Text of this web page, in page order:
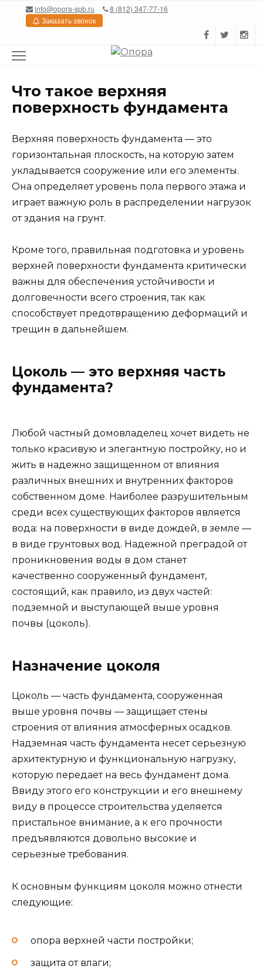
Перейтиinfo@opora-spb.ru
8 (812) 347-77-16
Заказать звонок
Что такое верхняя
поверхность фундамента
Верхняя поверхность фундамента — это
горизонтальная плоскость, на которую затем
укладывается сооружение или его элементы.
Она определяет уровень пола первого этажа и
играет важную роль в распределении нагрузок
от здания на грунт.
Кроме того, правильная подготовка и уровень
верхней поверхности фундамента критически
важны для обеспечения устойчивости и
долговечности всего строения, так как
способствует предотвращению деформаций и
трещин в дальнейшем.
Цоколь — это верхняя часть
фундамента?
Любой частный домовладелец хочет видеть не
только красивую и элегантную постройку, но и
жить в надежно защищенном от влияния
различных внешних и внутренних факторов
собственном доме. Наиболее разрушительным
среди всех существующих факторов является
вода: на поверхности в виде дождей, в земле —
в виде грунтовых вод. Надежной преградой от
проникновения воды в дом станет
качественно сооруженный фундамент,
состоящий, как правило, из двух частей:
подземной и выступающей выше уровня
почвы (цоколь).
Назначение цоколя
Цоколь — часть фундамента, сооруженная
выше уровня почвы — защищает стены
строения от влияния атмосферных осадков.
Надземная часть фундамента несет серьезную
архитектурную и функциональную нагрузку,
которую передает на весь фундамент дома.
Ввиду этого его конструкции и его внешнему
виду в процессе строительства уделяется
пристальное внимание, а к его прочности
предъявляются довольно высокие и
серьезные требования.
К основным функциям цоколя можно отнести
следующие:
опора верхней части постройки;
защита от влаги;